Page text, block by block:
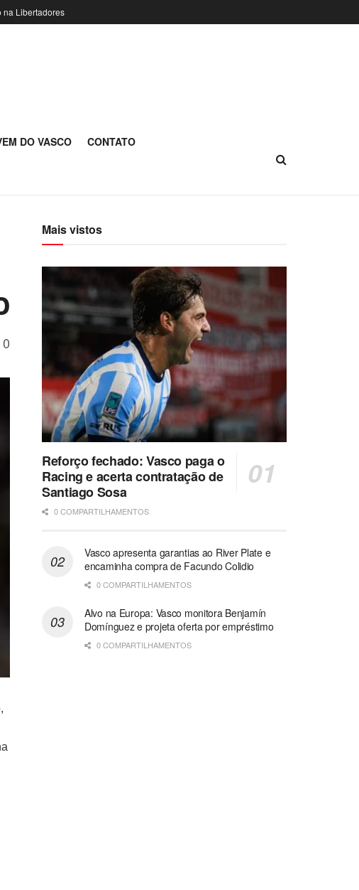
na Libertadores
DO VASCO CONTATO
0
Mais vistos
Reforço fechado: Vasco paga o
Racing e acerta contratação de
Santiago Sosa
0 COMPARTILHAMENTOS
Vasco apresenta garantias ao River Plate e
encaminha compra de Facundo Colidio
0 COMPARTILHAMENTOS
Alvo na Europa: Vasco monitora Benjamín
Domínguez e projeta oferta por empréstimo
0 COMPARTILHAMENTOS